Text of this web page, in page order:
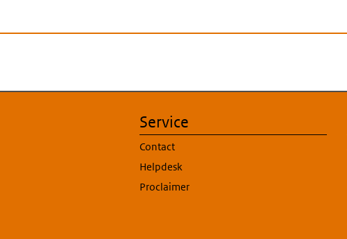
Service
Contact
Helpdesk
Proclaimer